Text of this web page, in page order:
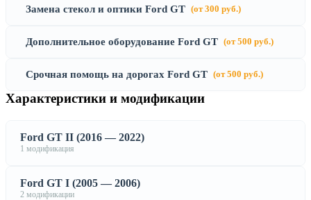
Замена стекол и оптики Ford GT (от 300 руб.)
Дополнительное оборудование Ford GT (от 500 руб.)
Срочная помощь на дорогах Ford GT (от 500 руб.)
Характеристики и модификации
Ford GT II (2016 — 2022)
1 модификация
Ford GT I (2005 — 2006)
2 модификации